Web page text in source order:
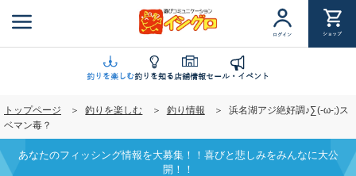
ン
ツ
移
ログイン ショップ
釣りを楽しむ釣りを知る店舗情報セール・イベント
トップページ 釣りを楽しむ 釣り情報
浜名湖アジ絶好調♪∑(-ω-;)ス
ベマン毒？
あなたのフィッシング情報を大募集！！喜びと悲しみをみんなに大公
開！！